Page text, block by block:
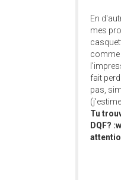
En
mes
comme
fait
pas,
Tu
DQF?